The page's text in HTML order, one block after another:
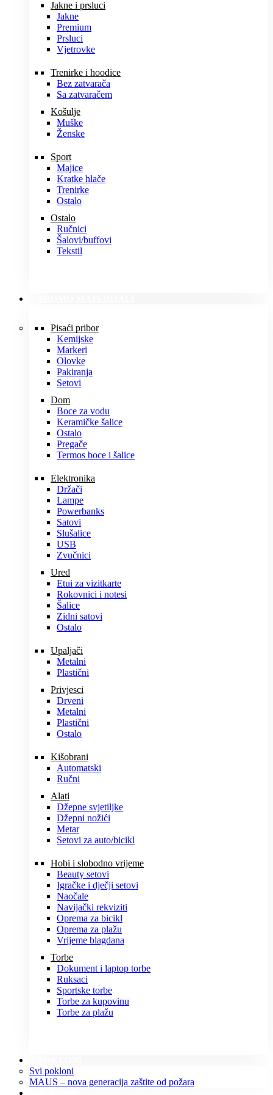
Jakne i prsluci
Jakne
Premium
Prsluci
Vjetrovke
Trenirke i hoodice
Bez zatvarača
Sa zatvaračem
Košulje
Muške
Ženske
Sport
Majice
Kratke hlače
Trenirke
Ostalo
Ostalo
Ručnici
Šalovi/buffovi
Tekstil
Pisaći pribor
Kemijske
Markeri
Olovke
Pakiranja
Setovi
Dom
Boce za vodu
Keramičke šalice
Ostalo
Pregače
Termos boce i šalice
Elektronika
Držači
Lampe
Powerbanks
Satovi
Slušalice
USB
Zvučnici
Ured
Etui za vizitkarte
Rokovnici i notesi
Šalice
Zidni satovi
Ostalo
Upaljači
Metalni
Plastični
Privjesci
Drveni
Metalni
Plastični
Ostalo
Kišobrani
Automatski
Ručni
Alati
Džepne svjetiljke
Džepni nožići
Metar
Setovi za auto/bicikl
Hobi i slobodno vrijeme
Beauty setovi
Igračke i dječji setovi
Naočale
Navijački rekviziti
Oprema za bicikl
Oprema za plažu
Vrijeme blagdana
Torbe
Dokument i laptop torbe
Ruksaci
Sportske torbe
Torbe za kupovinu
Torbe za plažu
Svi pokloni
MAUS – nova generacija zaštite od požara